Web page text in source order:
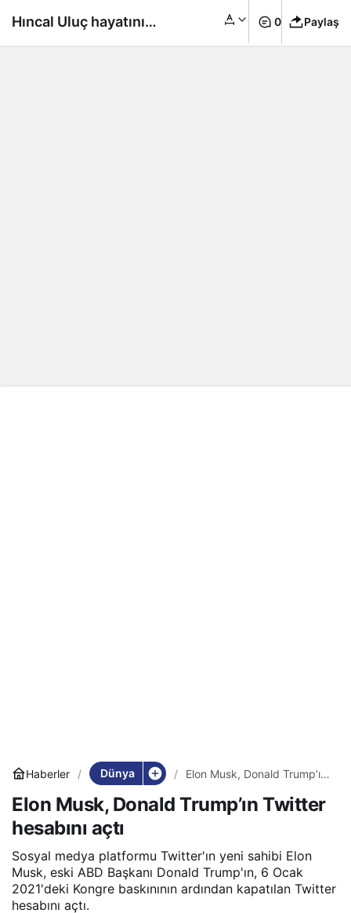
Haberler Dünya
Elon Musk, Donald Trump’ın
Elon Musk, Donald Trump’ın Twitter
hesabını açtı
Sosyal medya platformu Twitter'ın yeni sahibi Elon
Musk, eski ABD Başkanı Donald Trump'ın, 6 Ocak
2021'deki Kongre baskınının ardından kapatılan Twitter
hesabını açtı.
Hıncal Uluç hayatını 0 Paylaş